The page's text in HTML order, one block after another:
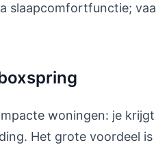
slaapcomfortfunctie;
woningen: je
Het grote voordeel